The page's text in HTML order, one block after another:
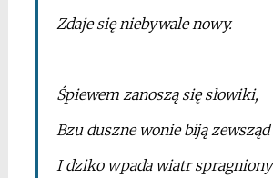
Zdaje się niebywale nowy.
Śpiewem zanoszą się słowiki,
Bzu duszne wonie biją zewsząd
I dziko wpada wiatr spragniony